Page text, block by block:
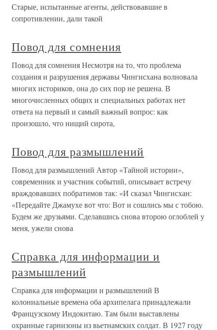
Старые, испытанные агенты, действовавшие в
сопротивлении, дали такой
Повод для сомнения
Повод для сомнения Несмотря на то, что проблема
создания и разрушения державы Чингисхана волновала
многих историков, она до сих пор не решена. В
многочисленных общих и специальных работах нет
ответа на первый и самый важный вопрос: как
произошло, что нищий сирота,
Повод для размышлений
Повод для размышлений Автор «Тайной истории»,
современник и участник событий, описывает встречу
враждовавших побратимов так: «И сказал Чингисхан:
«Передайте Джамухе вот что: Вот и сошлись мы с тобою.
Будем же друзьями. Сделавшись снова второю оглоблей у
меня, ужели снова
Справка для информации и
размышлений
Справка для информации и размышлений В
колониальные времена оба архипелага принадлежали
Французскому Индокитаю. Там были выставлены
охранные гарнизоны из вьетнамских солдат. В 1927 году